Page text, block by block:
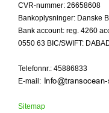
CVR-nummer: 26658608
Bankoplysninger: Danske
Bank account: reg. 4260
0550 63 BIC/SWIFT:
Telefonnr.: 45886833
E-mail:
Sitemap